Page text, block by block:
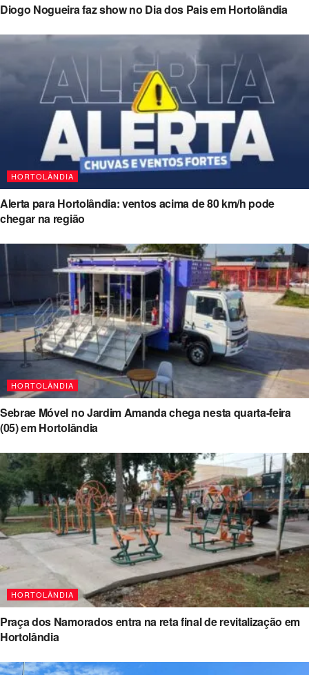
Diogo Nogueira faz show no Dia dos Pais em Hortolândia
HORTOLÂNDIA
Alerta para Hortolândia: ventos acima de 80 km/h pode
chegar na região
HORTOLÂNDIA
Sebrae Móvel no Jardim Amanda chega nesta quarta-feira
(05) em Hortolândia
HORTOLÂNDIA
Praça dos Namorados entra na reta final de revitalização em
Hortolândia